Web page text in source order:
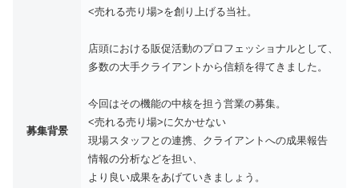
募集背景
<売れる売り場>を創り上げる当社。
店頭における販促活動のプロフェッショナルとして、
多数の大手クライアントから信頼を得てきました。
今回はその機能の中核を担う営業の募集。
<売れる売り場>に欠かせない
現場スタッフとの連携、クライアントへの成果報告
情報の分析などを担い、
より良い成果をあげていきましょう。